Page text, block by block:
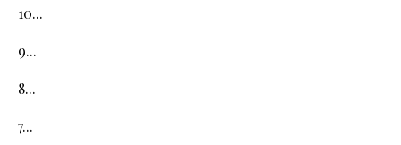
10...
9...
8...
7...